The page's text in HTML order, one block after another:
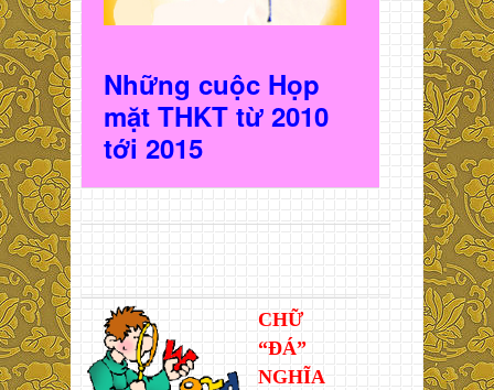
Những cuộc Họp
mặt THKT từ 2010
tới 2015
CHỮ
“ĐÁ”
NGHĨA